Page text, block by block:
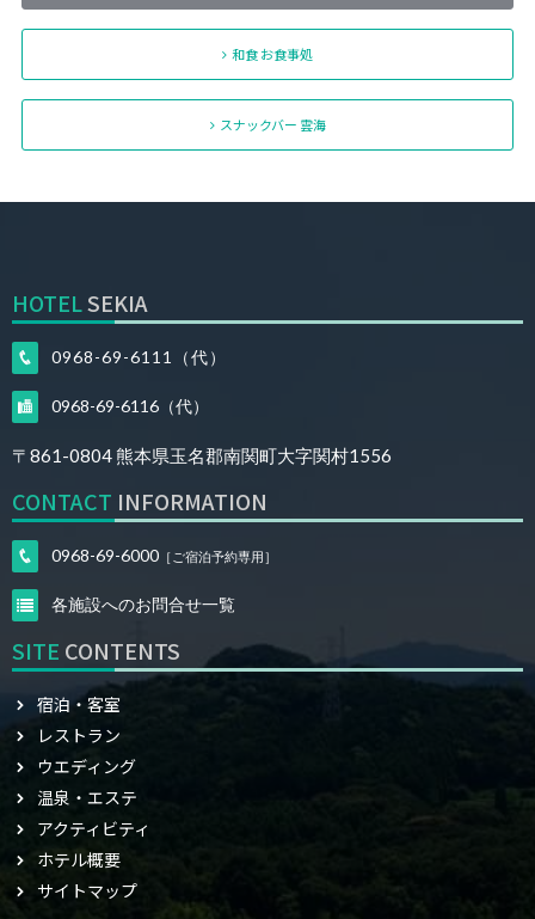
和食 お食事処
スナックバー 雲海
HOTELSEKIA
0968-69-6111（代）
0968-69-6116（代）
〒861-0804熊本県玉名郡南関町大字関村1556
CONTACT INFORMATION
0968-69-6000 ［ご宿泊予約専用］
各施設へのお問合せ一覧
SITE CONTENTS
宿泊・客室
レストラン
ウエディング
温泉・エステ
アクティビティ
ホテル概要
サイトマップ